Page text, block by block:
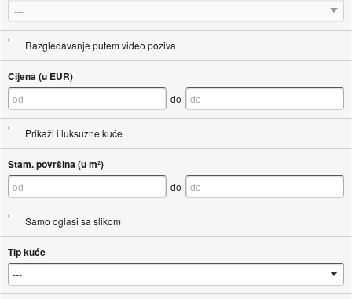
---
Razgledavanje putem video poziva
Cijena (u EUR)
do
Prikaži i luksuzne kuće
Stam. površina (u m²)
do
Samo oglasi sa slikom
Tip kuće